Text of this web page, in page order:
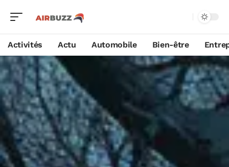
Activités Actu Automobile Bien-être